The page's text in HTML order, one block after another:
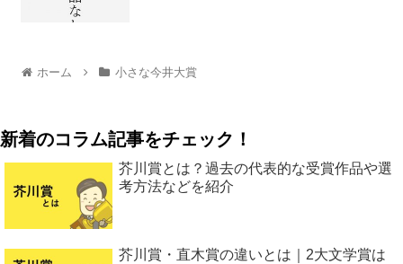
ホーム 小さな今井大賞
新着のコラム記事をチェック！
芥川賞とは？過去の代表的な受賞作品や選
考方法などを紹介
芥川賞・直木賞の違いとは｜2大文学賞は